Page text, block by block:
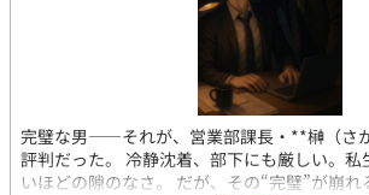
完璧な男――それが、営業部課長・**榊（さ
評判だった。 冷静沈着、部下にも厳しい。私
いほどの隙のなさ。 だが、その“完璧”が崩